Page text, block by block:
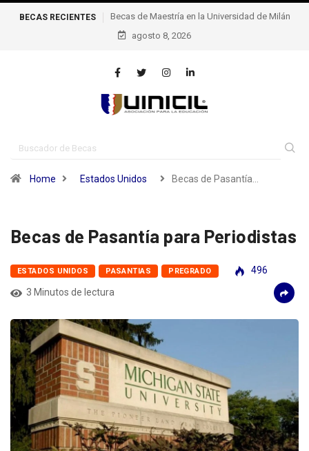
BECAS RECIENTES
Maestría en la Universidad de Milán
Becas de excelencia de la escuela
Politécnica Federal de Lausana – epfl,
agosto 8, 2026
Home Estados Unidos Becas de Pasantía…
Becas de Pasantía para Periodistas
ESTADOS UNIDOS PASANTIAS PREGRADO
496
3 Minutos de lectura